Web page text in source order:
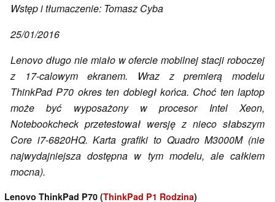
Wstęp i tłumaczenie: Tomasz Cyba
25/01/2016
Lenovo długo nie miało w ofercie mobilnej stacji roboczej
z 17-calowym ekranem. Wraz z premierą modelu
ThinkPad P70 okres ten dobiegł końca. Choć ten laptop
może być wyposażony w procesor Intel Xeon,
Notebookcheck przetestował wersję z nieco słabszym
Core i7-6820HQ. Karta grafiki to Quadro M3000M (nie
najwydajniejsza dostępna w tym modelu, ale całkiem
mocna).
Lenovo ThinkPad P70 (ThinkPad P1 Rodzina)